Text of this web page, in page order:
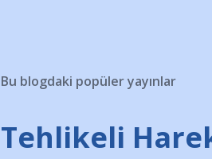
Bu blogdaki popüler yayınlar
Tehlikeli